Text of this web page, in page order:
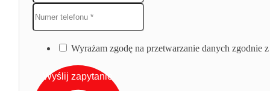
Wyrażam zgodę na przetwarzanie danych zgodnie
Wyślij zapytanie